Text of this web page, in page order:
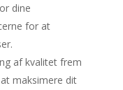
dine
for at
af kvalitet frem
maksimere dit